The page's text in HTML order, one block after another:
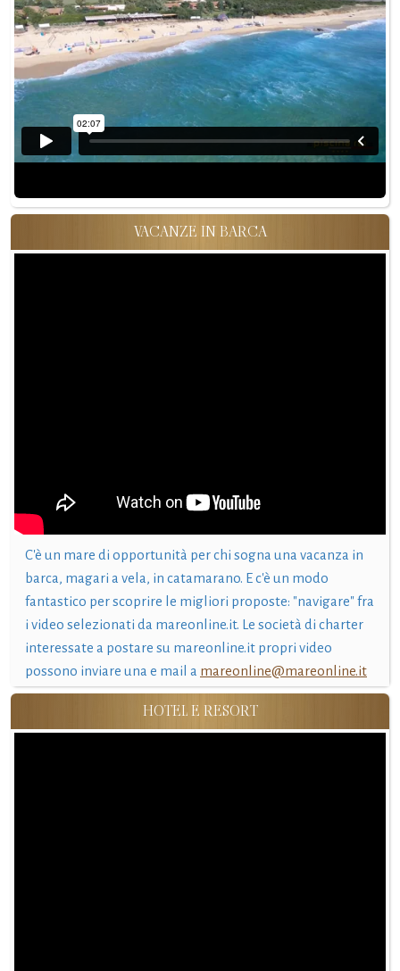
VACANZE IN BARCA
C'è un mare di opportunità per chi sogna una vacanza in
barca, magari a vela, in catamarano. E c'è un modo
fantastico per scoprire le migliori proposte: "navigare" fra
i video selezionati da mareonline.it. Le società di charter
interessate a postare su mareonline.it propri video
possono inviare una e mail a mareonline@mareonline.it
HOTEL E RESORT